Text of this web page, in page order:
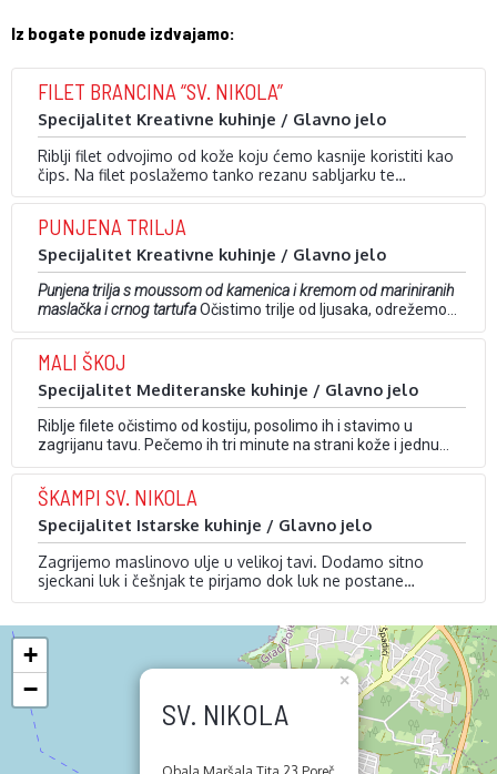
Iz bogate ponude izdvajamo:
FILET BRANCINA “SV. NIKOLA”
Specijalitet Kreativne kuhinje / Glavno jelo
Riblji filet odvojimo od kože koju ćemo kasnije koristiti kao
čips. Na filet poslažemo tanko rezanu sabljarku te
zarolamo. Rolicu pečemo 10 minuta na 180 °C.
Za čips od riblje kože, kožu stavimo u pleh na masni papir
kako bi kod …
PUNJENA TRILJA
Specijalitet Kreativne kuhinje / Glavno jelo
Punjena trilja s moussom od kamenica i kremom od mariniranih
maslačka i crnog tartufaOčistimo trilje od ljusaka, odrežemo
im glavu pa s tankim i dugim nožićem odstranimo središnju
kost ribe da dobijemo mjesto za mouss. Mouss od kamenica
pripremimo tako da u posudu stavimo dva bjelanjka,
istučemo ih u …
MALI ŠKOJ
Specijalitet Mediteranske kuhinje / Glavno jelo
Riblje filete očistimo od kostiju, posolimo ih i stavimo u
zagrijanu tavu. Pečemo ih tri minute na strani kože i jednu
minutu na drugoj strani. Gotove filete izvadimo, dodamo
kapesantu i repove škampa, kratko sotiramo, podlijemo
biskom i temeljcem od škampa. Kratko prokuhamo, posolimo,
popaprimo i vratimo riblje filete u …
ŠKAMPI SV. NIKOLA
Specijalitet Istarske kuhinje / Glavno jelo
Zagrijemo maslinovo ulje u velikoj tavi. Dodamo sitno
sjeckani luk i češnjak te pirjamo dok luk ne postane
staklast.
postanu ružičasti. Izvadimo ih iz tave i ostavimo sa strane.
U istu tavu dodamo rižu. Kratko je pirjamo dok ne postane
staklasta.
SV. NIKOLA
×
+
−